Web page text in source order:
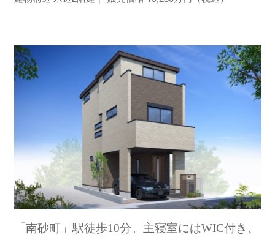
「南砂町」駅徒歩10分。主寝室にはWIC付き、